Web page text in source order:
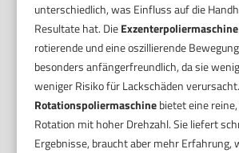
unterschiedlich, was Einfluss auf die
Resultate hat. DieExzenterpoliermaschine
rotierende und eine oszillierende
besonders anfängerfreundlich, da sie
weniger Risiko für Lackschäden
Rotationspoliermaschinebietet eine
Rotation mit hoher Drehzahl. Sie liefert
Ergebnisse, braucht aber mehr Erfahrung,